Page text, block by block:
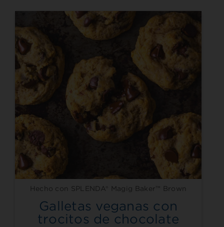
Hecho con SPLENDA® Magig Baker™ Brown
Galletas veganas con
trocitos de chocolate